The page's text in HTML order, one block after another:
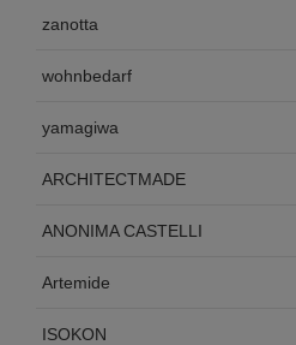
zanotta
wohnbedarf
yamagiwa
ARCHITECTMADE
ANONIMA CASTELLI
Artemide
ISOKON